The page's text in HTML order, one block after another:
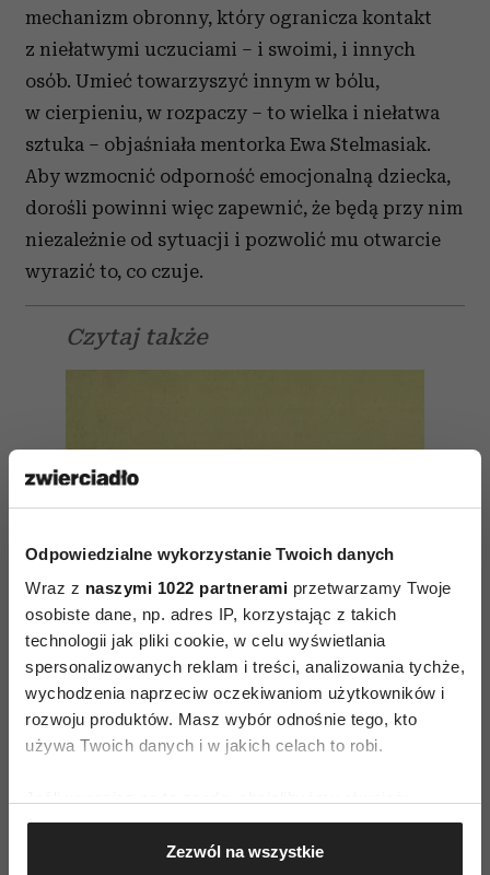
Odpowiedzialne wykorzystanie Twoich danych
Wraz z naszymi 1022 partnerami przetwarzamy Twoje
osobiste dane, np. adres IP, korzystając z takich
technologii jak pliki cookie, w celu wyświetlania
spersonalizowanych reklam i treści, analizowania tychże,
wychodzenia naprzeciw oczekiwaniom użytkowników i
rozwoju produktów. Masz wybór odnośnie tego, kto
używa Twoich danych i w jakich celach to robi.
Gromadzić dane dotyczące Twojej lokalizacji
geograficznej z dokładnością nawet do kilku metrów
Zezwól na wszystkie
mechanizm obronny, który ogranicza kontakt
z niełatwymi uczuciami – i swoimi, i innych
osób. Umieć towarzyszyć innym w bólu,
w cierpieniu, w rozpaczy – to wielka i niełatwa
sztuka – objaśniała mentorka Ewa Stelmasiak.
Aby wzmocnić odporność emocjonalną dziecka,
dorośli powinni więc zapewnić, że będą przy nim
niezależnie od sytuacji i pozwolić mu otwarcie
wyrazić to, co czuje.
Czytaj także
Toksyczny optymizm. Dlaczego
myśleniem?